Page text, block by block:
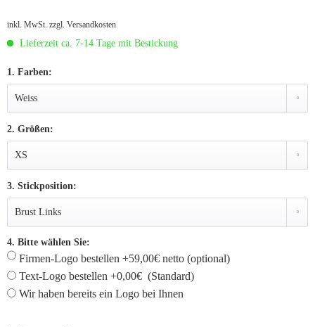
inkl. MwSt. zzgl. Versandkosten
Lieferzeit ca. 7-14 Tage mit Bestickung
1. Farben:
2. Größen:
3. Stickposition:
4. Bitte wählen Sie:
Firmen-Logo bestellen +59,00€ netto (optional)
Text-Logo bestellen +0,00€ (Standard)
Wir haben bereits ein Logo bei Ihnen